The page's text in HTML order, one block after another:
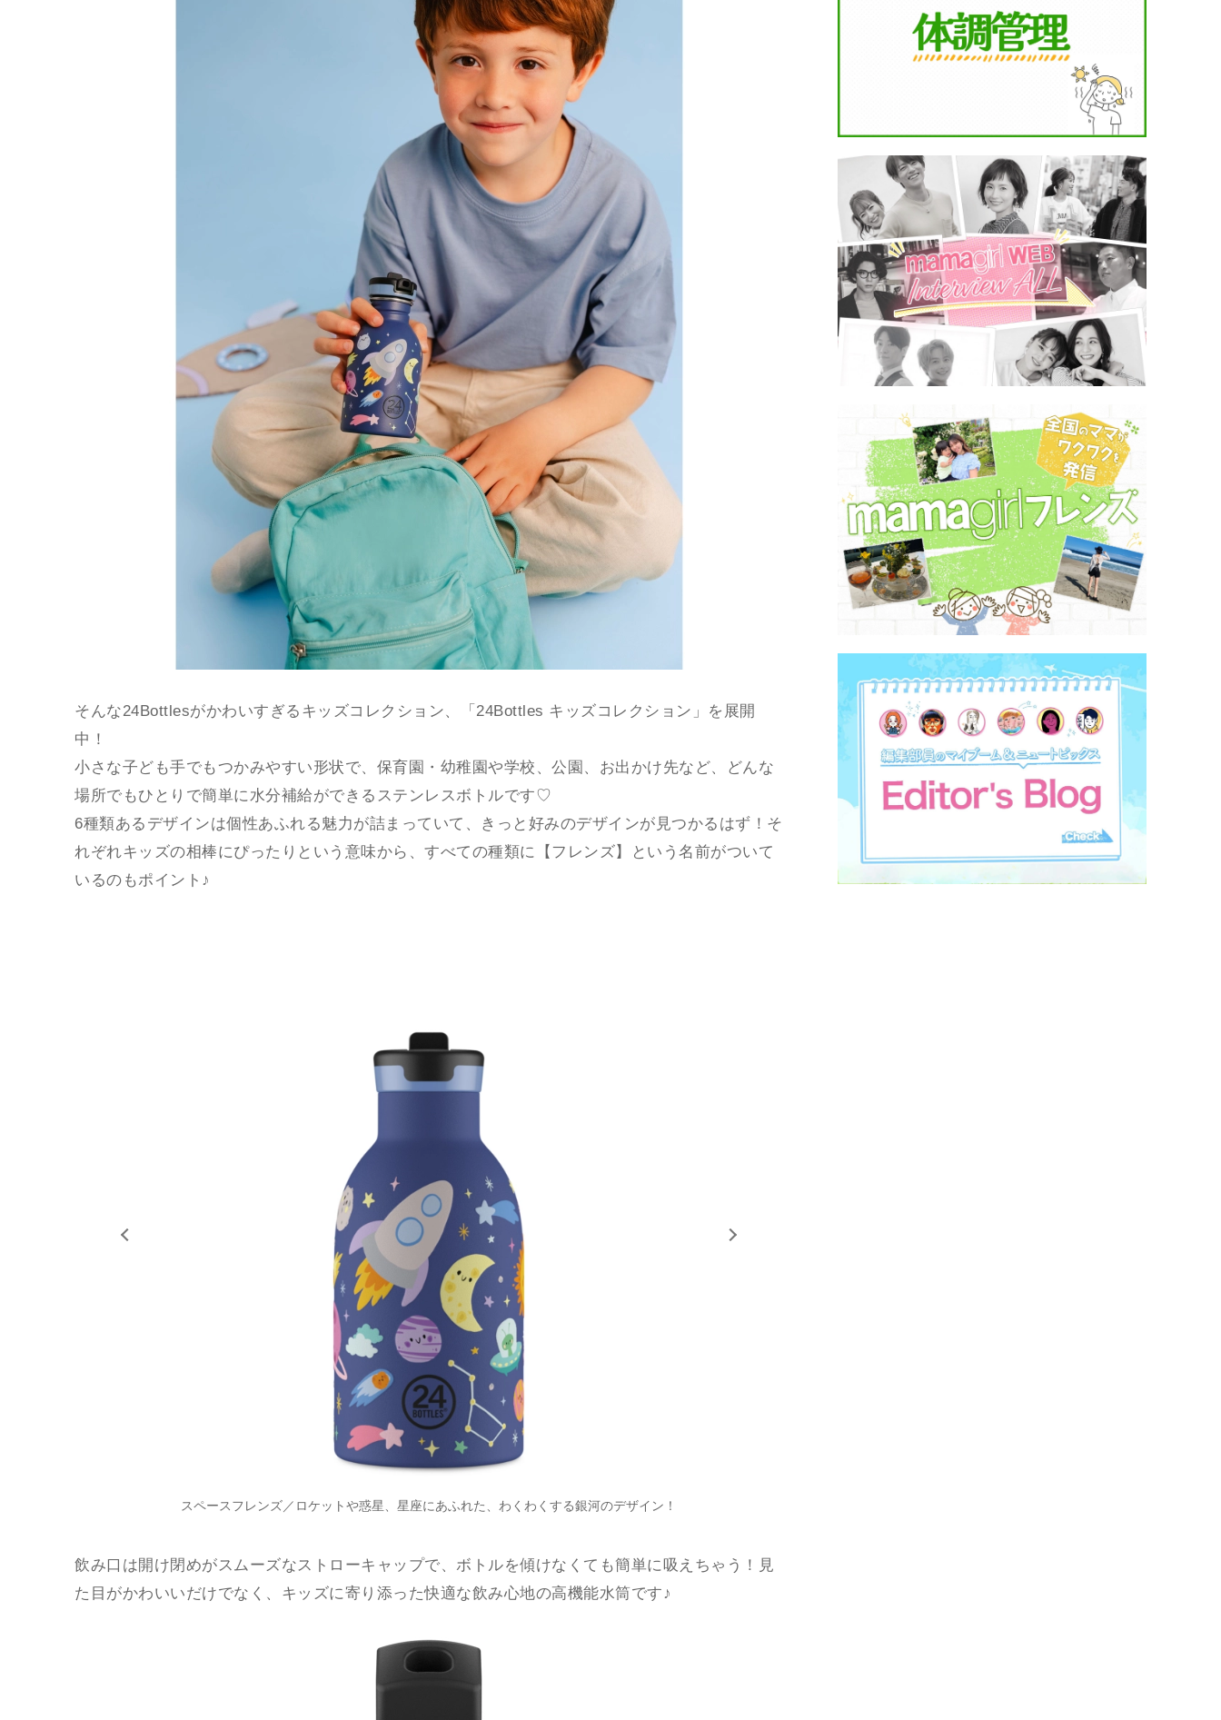
そんな24Bottlesがかわいすぎるキッズコレクション、「24Bottles キッズコレクション」を展開
中！
小さな子ども手でもつかみやすい形状で、保育園・幼稚園や学校、公園、お出かけ先など、どんな
場所でもひとりで簡単に水分補給ができるステンレスボトルです♡
6種類あるデザインは個性あふれる魅力が詰まっていて、きっと好みのデザインが見つかるはず！そ
れぞれキッズの相棒にぴったりという意味から、すべての種類に【フレンズ】という名前がついて
いるのもポイント♪
スペースフレンズ／ロケットや惑星、星座にあふれた、わくわくする銀河のデザイン！
飲み口は開け閉めがスムーズなストローキャップで、ボトルを傾けなくても簡単に吸えちゃう！見
た目がかわいいだけでなく、キッズに寄り添った快適な飲み心地の高機能水筒です♪